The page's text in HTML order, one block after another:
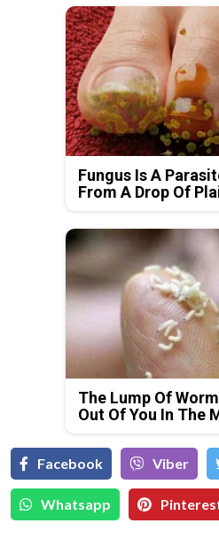
Fungus Is A
From A Drop Of
The Lump Of
Out Of You In The
Facebook Viber
Whatsapp